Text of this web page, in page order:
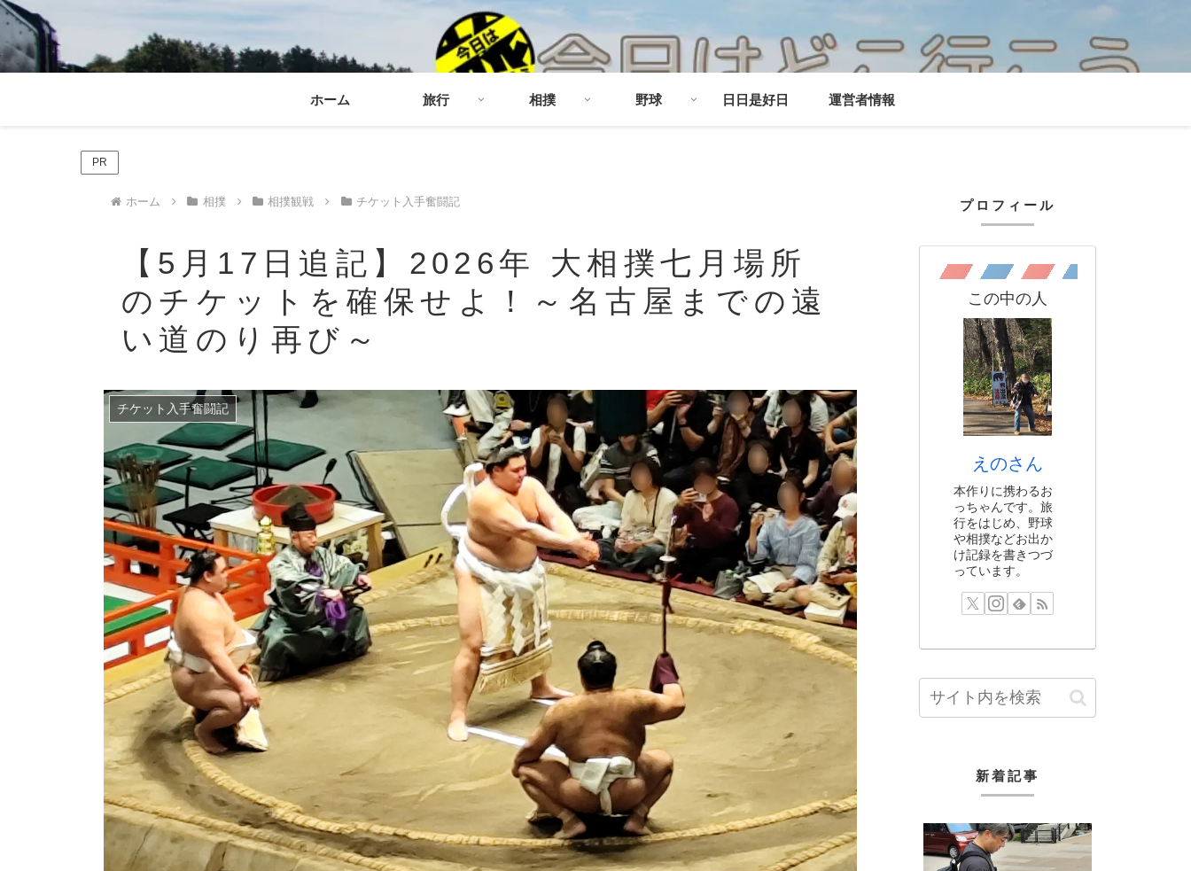
ホーム 旅行 相撲 野球 日日是好日 運営者情報
PR
ホーム 相撲 相撲観戦 チケット入手奮闘記
【5月17日追記】2026年 大相撲七月場所
のチケットを確保せよ！～名古屋までの遠
い道のり再び～
チケット入手奮闘記
プロフィール
この中の人
えのさん
本作りに携わるお
っちゃんです。旅
行をはじめ、野球
や相撲などお出か
け記録を書きつづ
っています。
新着記事